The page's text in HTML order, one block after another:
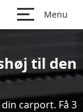
Menu
til den
carport. Få 3